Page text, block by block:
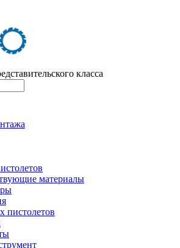
класса
материалы
пистолетов